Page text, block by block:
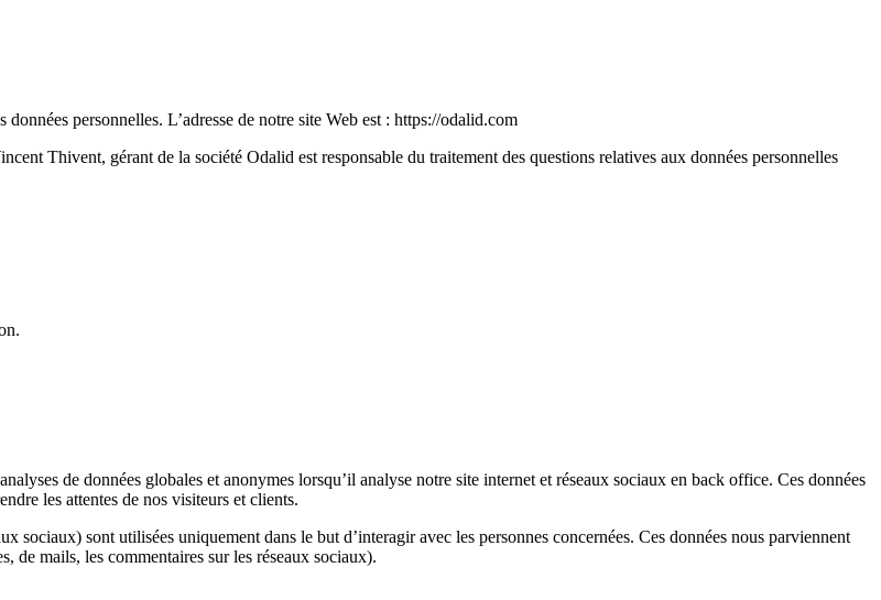
personnelles. L’adresse de notre site Web est : https://odalid.com
Thivent, gérant de la société Odalid est responsable du traitement des questions relatives aux données personnelles
de données globales et anonymes lorsqu’il analyse notre site internet et réseaux sociaux en back office. Ces données
les attentes de nos visiteurs et clients.
sociaux) sont utilisées uniquement dans le but d’interagir avec les personnes concernées. Ces données nous parviennent
de mails, les commentaires sur les réseaux sociaux).